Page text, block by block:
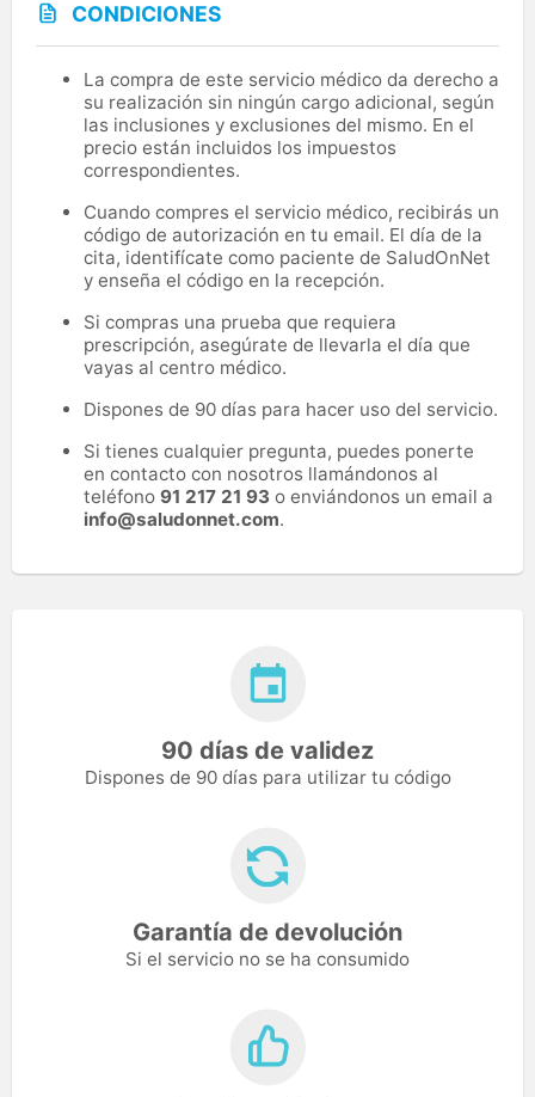
CONDICIONES
La compra de este servicio médico da derecho a
su realización sin ningún cargo adicional, según
las inclusiones y exclusiones del mismo. En el
precio están incluidos los impuestos
correspondientes.
Cuando compres el servicio médico, recibirás un
código de autorización en tu email. El día de la
cita, identifícate como paciente de SaludOnNet
y enseña el código en la recepción.
Si compras una prueba que requiera
prescripción, asegúrate de llevarla el día que
vayas al centro médico.
Dispones de 90 días para hacer uso del servicio.
Si tienes cualquier pregunta, puedes ponerte
en contacto con nosotros llamándonos al
teléfono 91 217 21 93 o enviándonos un email a
info@saludonnet.com.
90 días de validez
Dispones de 90 días para utilizar tu código
Garantía de devolución
Si el servicio no se ha consumido